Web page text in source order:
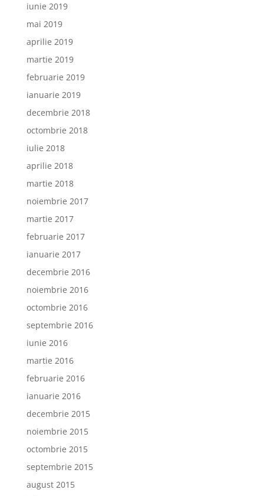
iunie 2019
mai 2019
aprilie 2019
martie 2019
februarie 2019
ianuarie 2019
decembrie 2018
octombrie 2018
iulie 2018
aprilie 2018
martie 2018
noiembrie 2017
martie 2017
februarie 2017
ianuarie 2017
decembrie 2016
noiembrie 2016
octombrie 2016
septembrie 2016
iunie 2016
martie 2016
februarie 2016
ianuarie 2016
decembrie 2015
noiembrie 2015
octombrie 2015
septembrie 2015
august 2015